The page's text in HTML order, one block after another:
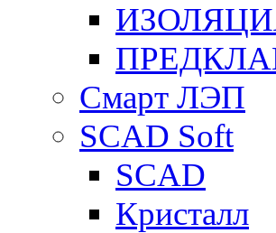
Смарт ЛЭП
SCAD Soft
SCAD
Кристалл